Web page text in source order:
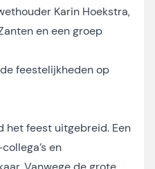
Karin Hoekstra,
en een groep
feestelijkheden op
het feest uitgebreid. Een
en